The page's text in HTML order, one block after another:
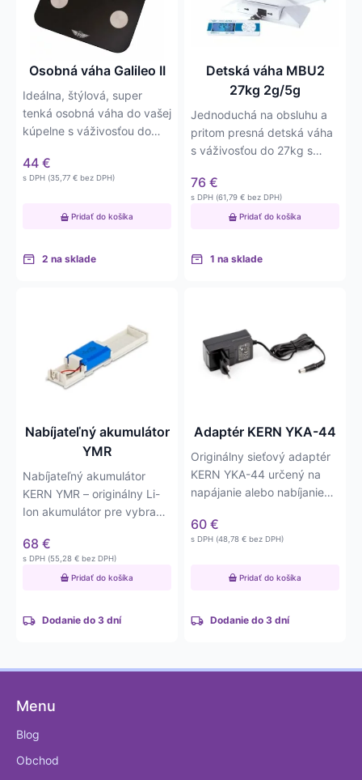
Osobná váha Galileo II
Ideálna, štýlová, super
tenká osobná váha do vašej
kúpelne s váživosťou do
44 €
s DPH (35,77 € bez DPH)
Pridať do košíka
2 na sklade
Detská váha MBU2
27kg 2g/5g
Jednoduchá na obsluhu a
pritom presná detská váha
s váživosťou do 27kg s
má…
76 €
s DPH (61,79 € bez DPH)
Pridať do košíka
1 na sklade
Nabíjateľný akumulátor
YMR
Nabíjateľný akumulátor
KERN YMR – originálny Li-
Ion akumulátor pre vybrané
68 €
s DPH (55,28 € bez DPH)
Pridať do košíka
Dodanie do 3 dní
Adaptér KERN YKA-44
Originálny sieťový adaptér
KERN YKA-44 určený na
napájanie alebo nabíjanie
60 €
s DPH (48,78 € bez DPH)
Pridať do košíka
Dodanie do 3 dní
Menu
Blog
Obchod